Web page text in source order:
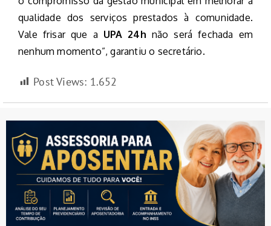
qualidade dos serviços prestados à comunidade.
Vale frisar que a UPA 24h não será fechada em
nenhum momento”, garantiu o secretário.
Post Views: 1.652